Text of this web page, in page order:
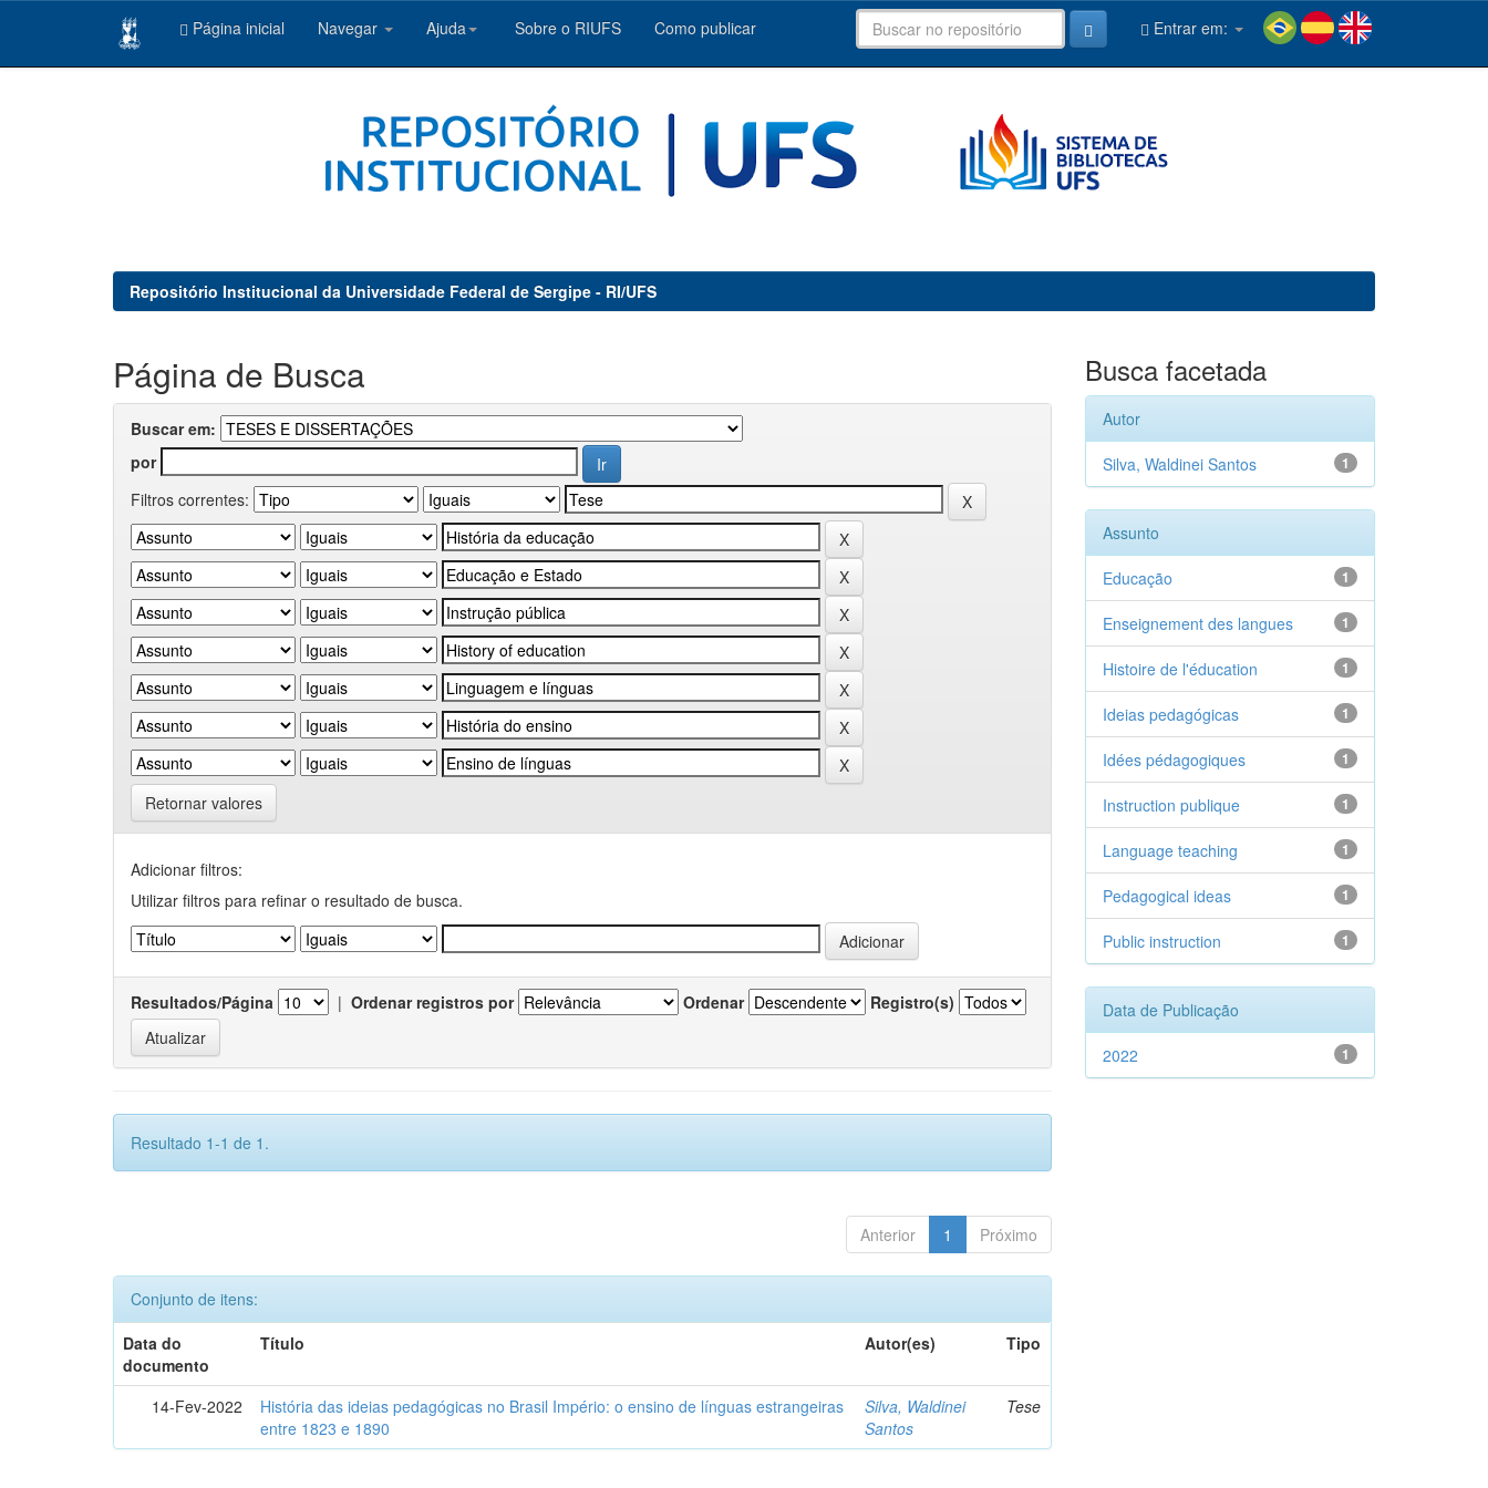
Página inicial Navegar Ajuda Sobre o RIUFS Como publicar Entrar em:
Repositório Institucional da Universidade Federal de Sergipe - RI/UFS
Página de Busca
Buscar em:
por
Filtros correntes:
Retornar valores
Adicionar filtros:
Utilizar filtros para refinar o resultado de busca.
Resultados/Página | Ordenar registros por Ordenar Registro(s)
Resultado 1-1 de 1.
Anterior 1 Próximo
Conjunto de itens:
Data do
documento
Título Autor(es) Tipo
14-Fev-2022
História das ideias pedagógicas no Brasil Império: o ensino de línguas estrangeiras
entre 1823 e 1890
Silva, Waldinei
Santos
Tese
Busca facetada
Autor
1
Silva, Waldinei Santos
Assunto
1
Educação
1
Enseignement des langues
1
Histoire de l'éducation
1
Ideias pedagógicas
1
Idées pédagogiques
1
Instruction publique
1
Language teaching
1
Pedagogical ideas
1
Public instruction
Data de Publicação
1
2022